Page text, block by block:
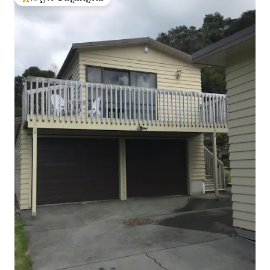
ಗೆಸ್ಟ್‌ಗಳಿಗೆ ಅತಿ ಹೆಚ್ಚು ಅಚ್ಚುಮೆಚ್ಚಿನದು